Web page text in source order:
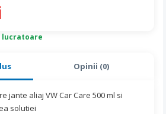
Opinii (0)
jante aliaj VW Car Care 500 ml si
solutiei
lucratoare